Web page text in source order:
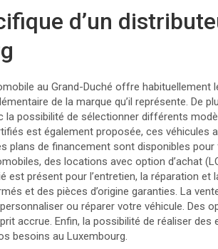
d’un
au Grand-Duché offre habituellement
de la marque qu’il représente. De
la possibilité de sélectionner différents
est également proposée, ces
plans de financement sont disponibles
des locations avec option d’achat
est présent pour l’entretien, la réparation et
et des pièces d’origine garanties. La
ou réparer votre véhicule. Des
accrue. Enfin, la possibilité de réaliser
besoins au Luxembourg.